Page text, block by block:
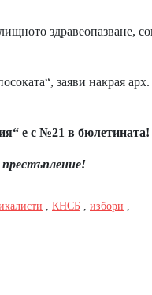
здравеопазване,
заяви накрая
е с №21 в бюлетината!
престъпление!
КНСБ избори